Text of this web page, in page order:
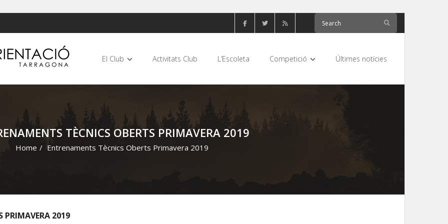
El Club Activitats Club L’Escoleta Competició Últimes notícies
TÈCNICS OBERTS PRIMAVERA 2019
Home / Entrenaments Tècnics Oberts Primavera 2019
PRIMAVERA 2019